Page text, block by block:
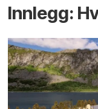
Innlegg: